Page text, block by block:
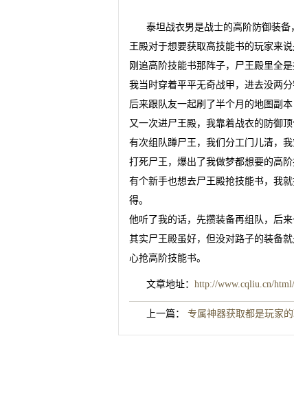
泰坦战衣男是战士的高阶防御装
王殿对于想要获取高技能书的玩家来
刚追高阶技能书那阵子，尸王殿里全
我当时穿着平平无奇战甲，进去没两
后来跟队友一起刷了半个月的地图副
又一次进尸王殿，我靠着战衣的防御
有次组队蹲尸王，我们分工门儿清，
打死尸王，爆出了我做梦都想要的高阶
有个新手也想去尸王殿抢技能书，我
得。
他听了我的话，先攒装备再组队，后来
其实尸王殿虽好，但没对路子的装备
心抢高阶技能书。
文章地址： http://www.cqliu.cn/
上一篇： 专属神器获取都是玩家